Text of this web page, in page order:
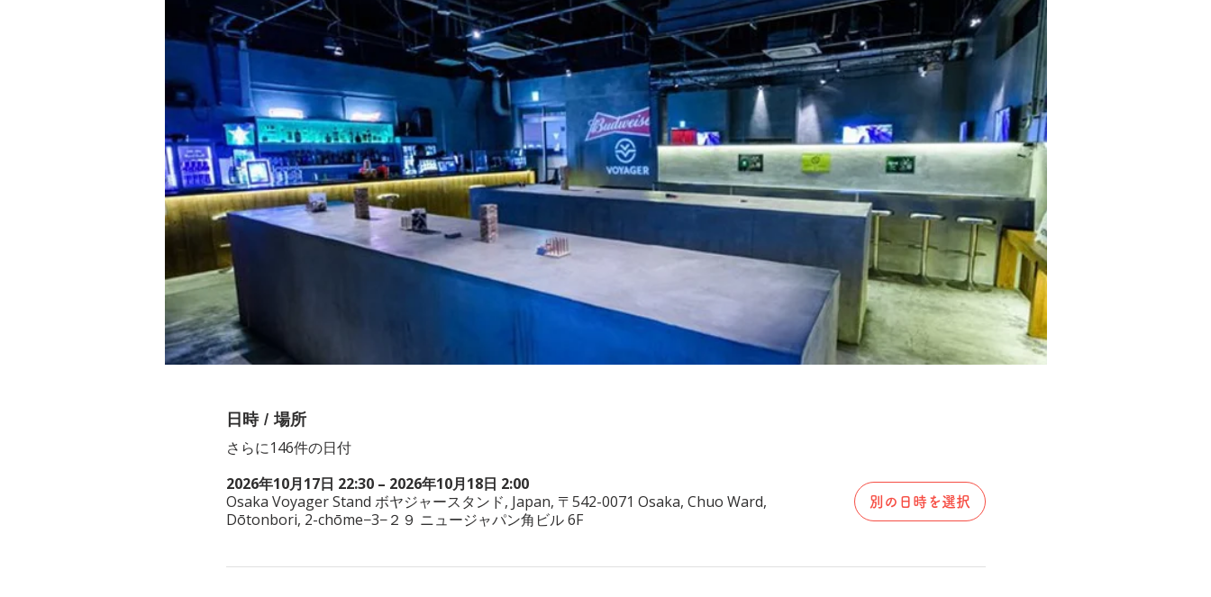
日時 / 場所
さらに146件の日付
2026年10月17日 22:30 – 2026年10月18日 2:00
Osaka Voyager Stand ボヤジャースタンド, Japan, 〒542-0071 Osaka, Chuo Ward,
Dōtonbori, 2-chōme−3−２９ ニュージャパン角ビル 6F
別の日時を選択